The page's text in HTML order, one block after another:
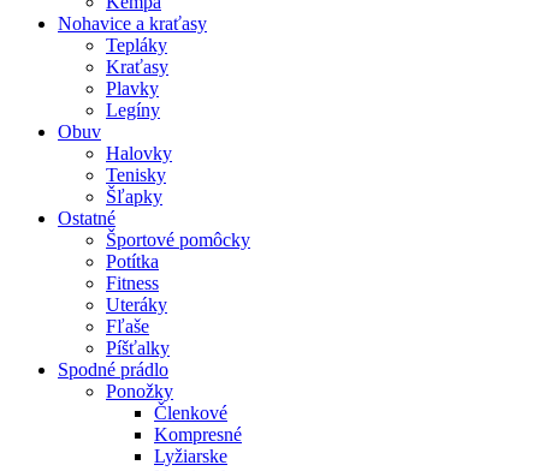
Nohavice a kraťasy
Tepláky
Kraťasy
Plavky
Legíny
Obuv
Halovky
Tenisky
Šľapky
Ostatné
Športové pomôcky
Potítka
Fitness
Uteráky
Fľaše
Píšťalky
Spodné prádlo
Ponožky
Členkové
Kompresné
Lyžiarske